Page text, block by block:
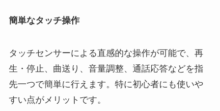
簡単なタッチ操作
タッチセンサーによる直感的な操作が可能で、再
生・停止、曲送り、音量調整、通話応答などを指
先一つで簡単に行えます。特に初心者にも使いや
すい点がメリットです。